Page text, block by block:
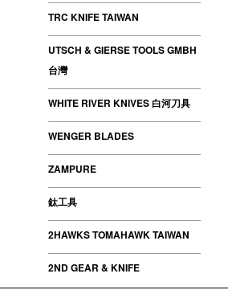
TRC KNIFE TAIWAN
UTSCH & GIERSE TOOLS GMBH
台灣
WHITE RIVER KNIVES 白河刀具
WENGER BLADES
ZAMPURE
鈦工具
2HAWKS TOMAHAWK TAIWAN
2ND GEAR & KNIFE